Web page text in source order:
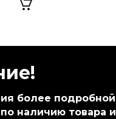
более подробной
наличию товара